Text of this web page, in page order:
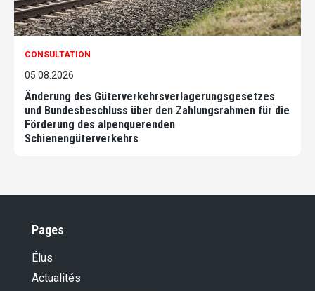
CONSULTATION
05.08.2026
Änderung des Güterverkehrsverlagerungsgesetzes
und Bundesbeschluss über den Zahlungsrahmen für die
Förderung des alpenquerenden
Schienengüterverkehrs
Pages
Élus
Actualités